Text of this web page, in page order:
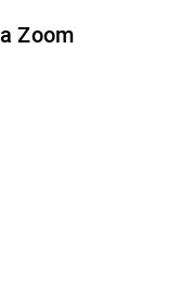
Zoom